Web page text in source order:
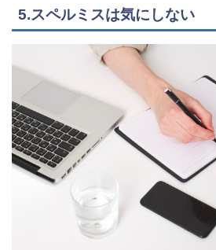
5.スペルミスは気にしない